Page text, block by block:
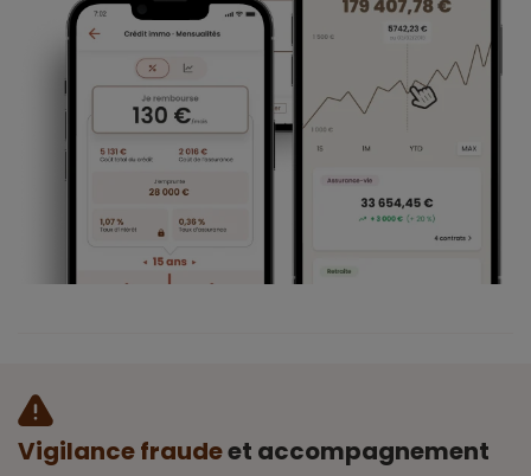
Vigilance fraudeet accompagnement